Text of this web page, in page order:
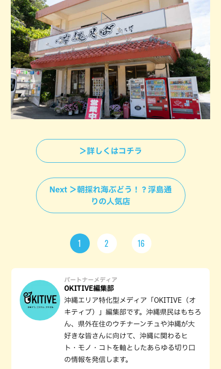
＞詳しくはコチラ
Next ＞朝採れ海ぶどう！？浮島通
りの人気店
1 2 16
パートナーメディア
OKITIVE編集部
沖縄エリア特化型メディア「OKITIVE（オ
キティブ）」編集部です。沖縄県民はもちろ
ん、県外在住のウチナーンチュや沖縄が大
好きな皆さんに向けて、沖縄に関わるヒ
ト・モノ・コトを軸としたあらゆる切り口
の情報を発信します。